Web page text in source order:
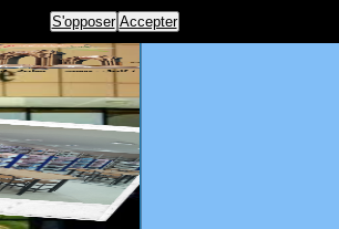
S'opposer Accepter